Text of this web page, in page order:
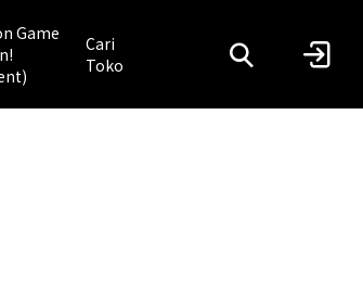
Game
Cari
Toko